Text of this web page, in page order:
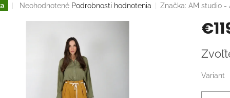
Priemerné
Neohodnotené Podrobnosti hodnotenia Značka:AM studio -
cena:
Variant